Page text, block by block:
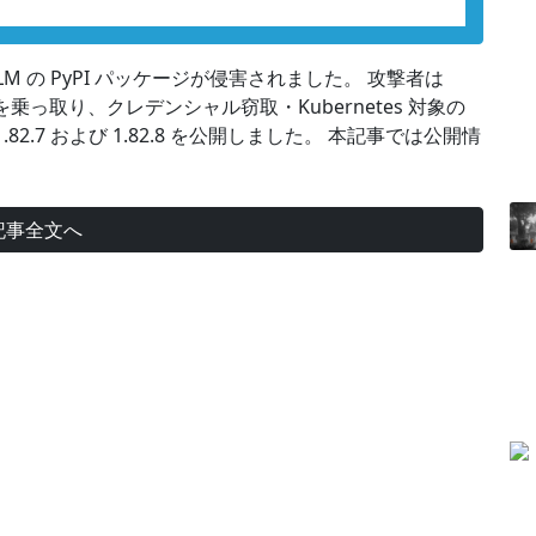
の PyPI パッケージが侵害されました。 攻撃者は
っ取り、クレデンシャル窃取・Kubernetes 対象の
および 1.82.8 を公開しました。 本記事では公開情
事全文へ